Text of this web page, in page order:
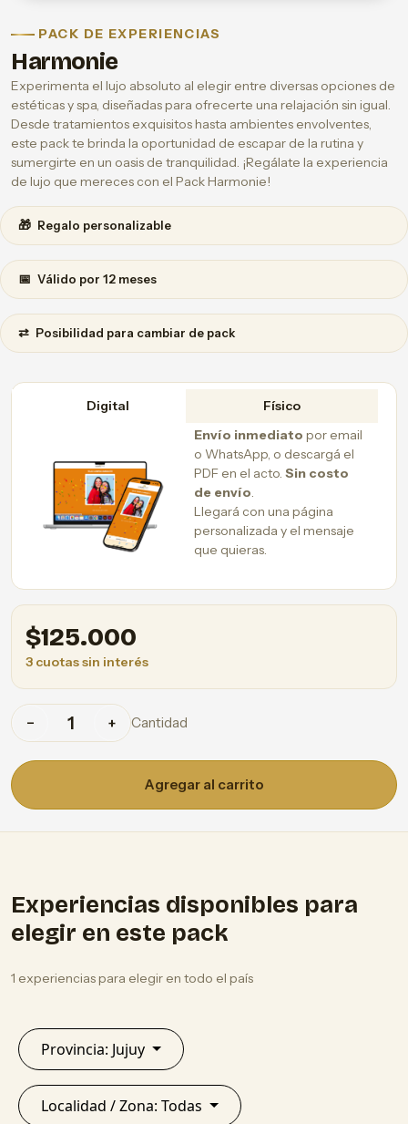
PACK DE EXPERIENCIAS
Harmonie
Experimenta el lujo absoluto al elegir entre diversas opciones de
estéticas y spa, diseñadas para ofrecerte una relajación sin igual.
Desde tratamientos exquisitos hasta ambientes envolventes,
este pack te brinda la oportunidad de escapar de la rutina y
sumergirte en un oasis de tranquilidad. ¡Regálate la experiencia
de lujo que mereces con el Pack Harmonie!
🎁 Regalo personalizable
📅 Válido por 12 meses
⇄ Posibilidad para cambiar de pack
Digital
Físico
Envío inmediato por email
o WhatsApp, o descargá el
PDF en el acto. Sin costo
de envío.
Llegará con una página
personalizada y el mensaje
que quieras.
$125.000
3 cuotas sin interés
− + Cantidad
Agregar al carrito
Experiencias disponibles para
elegir en este pack
1 experiencias para elegir en todo el país
Provincia: Jujuy
Localidad / Zona: Todas